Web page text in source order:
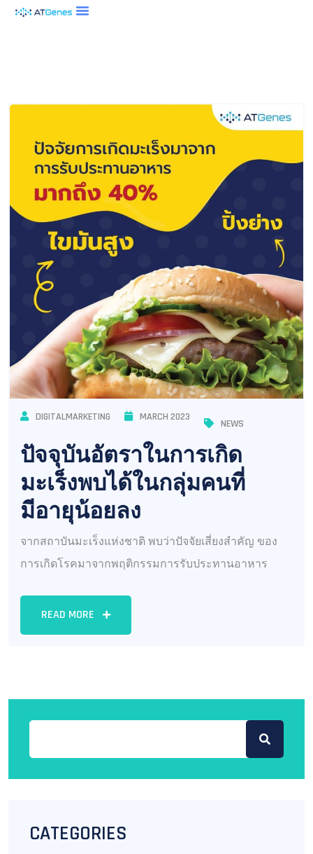
DIGITALMARKETING MARCH 2023
NEWS
ปัจจุบันอัตราในการเกิด
มะเร็งพบได้ในกลุ่มคนที่
มีอายุน้อยลง
จากสถาบันมะเร็งแห่งชาติ พบว่าปัจจัยเสี่ยงสำคัญ ของ
การเกิดโรคมาจากพฤติกรรมการรับประทานอาหาร
READ MORE
CATEGORIES